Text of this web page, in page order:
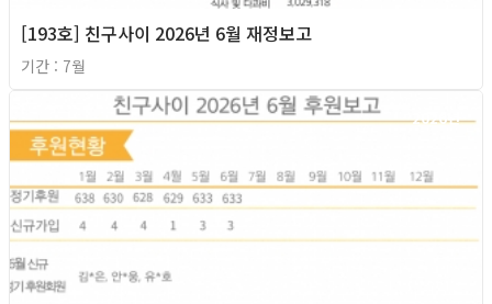
[193호] 친구사이 2026년 6월 재정보고
기간 : 7월
2026년